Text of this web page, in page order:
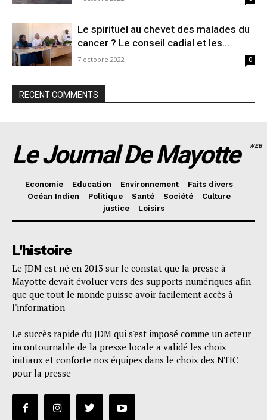
Le spirituel au chevet des malades du
cancer ? Le conseil cadial et les...
7 octobre 2022 0
RECENT COMMENTS
Le Journal De Mayotte WEB
Economie Education Environnement
Faits divers
Océan Indien
Politique Santé Société
Culture
justice
Loisirs
L'histoire
Le JDM est né en 2013 sur le constat que la presse à
Mayotte devait évoluer vers des supports numériques afin
que que tout le monde puisse avoir facilement accès à
l'information
Le succès rapide du JDM qui s'est imposé comme un acteur
incontournable de la presse locale a validé les choix
initiaux et conforte nos équipes dans le choix des NTIC
pour la presse